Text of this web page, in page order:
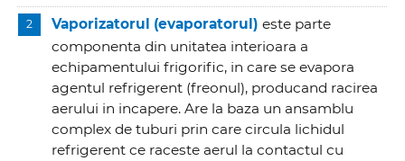
Vaporizatorul (evaporatorul) este parte
componenta din unitatea interioara a
echipamentului frigorific, in care se evapora
agentul refrigerent (freonul), producand racirea
aerului in incapere. Are la baza un ansamblu
complex de tuburi prin care circula lichidul
refrigerent ce raceste aerul la contactul cu